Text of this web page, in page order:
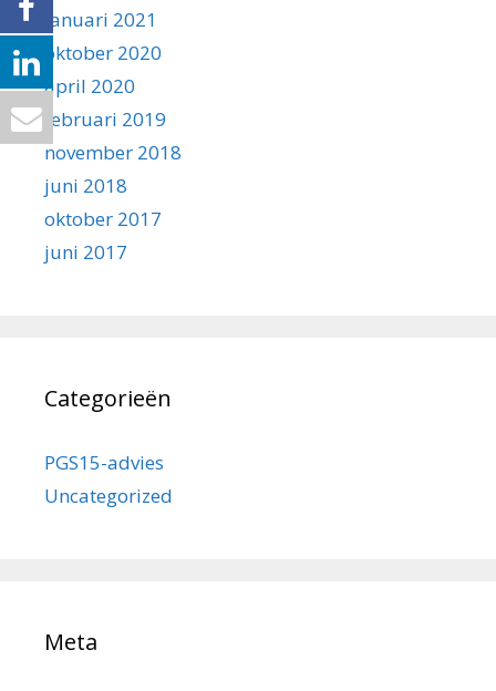
januari 2021
oktober 2020
april 2020
februari 2019
november 2018
juni 2018
oktober 2017
juni 2017
Categorieën
PGS15-advies
Uncategorized
Meta